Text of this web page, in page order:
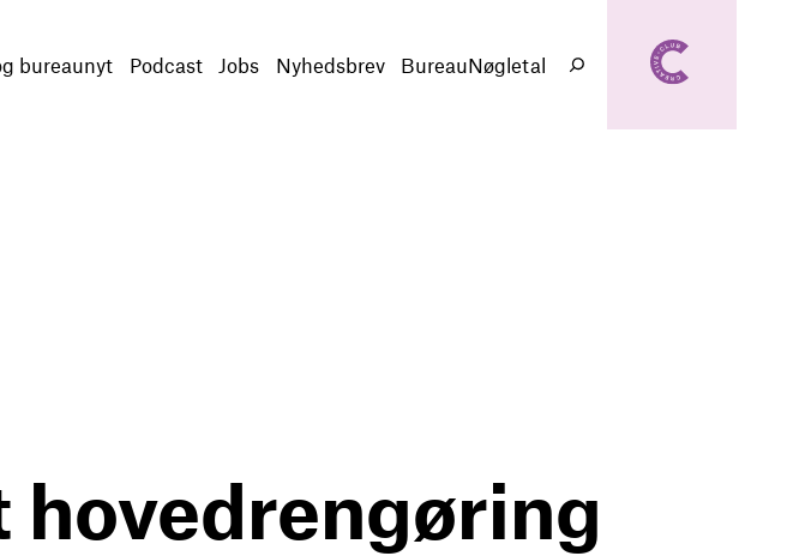
bureaunyt Podcast Jobs Nyhedsbrev BureauNøgletal
Søg
hovedrengøring